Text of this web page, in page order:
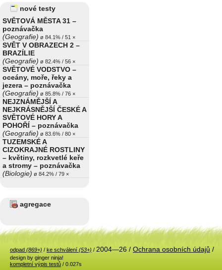
nové testy
SVĚTOVÁ MĚSTA 31 –
poznávačka
(Geografie) ø 84.1% / 51 ×
SVĚT V OBRAZECH 2 –
BRAZÍLIE
(Geografie) ø 82.4% / 56 ×
SVĚTOVÉ VODSTVO –
oceány, moře, řeky a
jezera – poznávačka
(Geografie) ø 85.8% / 76 ×
NEJZNÁMĚJŠÍ A
NEJKRÁSNĚJŠÍ ČESKÉ A
SVĚTOVÉ HORY A
POHOŘÍ – poznávačka
(Geografie) ø 83.6% / 80 ×
TUZEMSKÉ A
CIZOKRAJNÉ ROSTLINY
– květiny, rozkvetlé keře
a stromy – poznávačka
(Biologie) ø 84.2% / 79 ×
agregace
odpad (869+) / ke schválení (53+) / 2004—26 / Ochrana osobních údajů /
design by ginger ninja!
kompletní výpis testů / 0.027s